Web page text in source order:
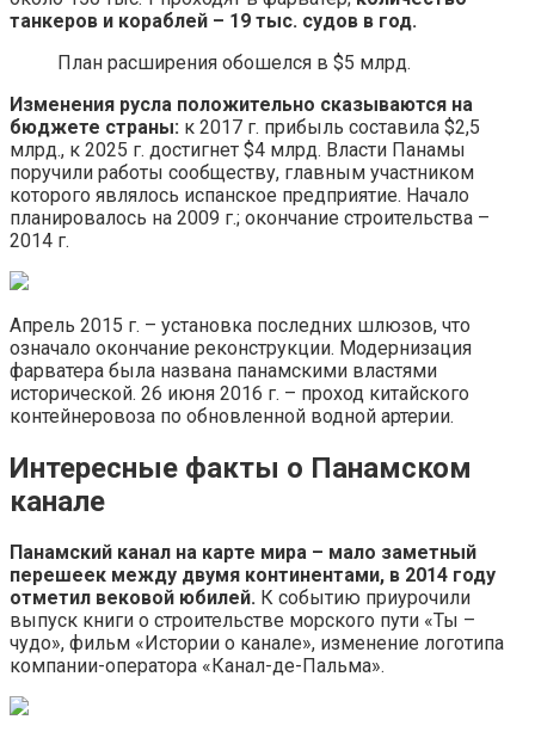
танкеров и кораблей – 19 тыс. судов в год.
План расширения обошелся в $5 млрд.
Изменения русла положительно сказываются на
бюджете страны: к 2017 г. прибыль составила $2,5
млрд., к 2025 г. достигнет $4 млрд. Власти Панамы
поручили работы сообществу, главным участником
которого являлось испанское предприятие. Начало
планировалось на 2009 г.; окончание строительства –
2014 г.
Апрель 2015 г. – установка последних шлюзов, что
означало окончание реконструкции. Модернизация
фарватера была названа панамскими властями
исторической. 26 июня 2016 г. – проход китайского
контейнеровоза по обновленной водной артерии.
Интересные факты о Панамском
канале
Панамский канал на карте мира – мало заметный
перешеек между двумя континентами, в 2014 году
отметил вековой юбилей. К событию приурочили
выпуск книги о строительстве морского пути «Ты –
чудо», фильм «Истории о канале», изменение логотипа
компании-оператора «Канал-де-Пальма».